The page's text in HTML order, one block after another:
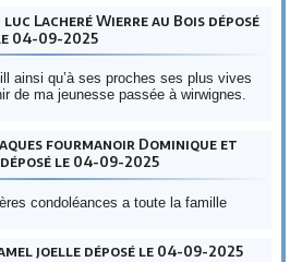
luc Lacheré Wierre au Bois déposé
04-09-2025
ainsi qu’à ses proches ses plus vives
de ma jeunesse passée à wirwignes.
fourmanoir Dominique et
le 04-09-2025
condoléances a toute la famille
joelle déposé le 04-09-2025